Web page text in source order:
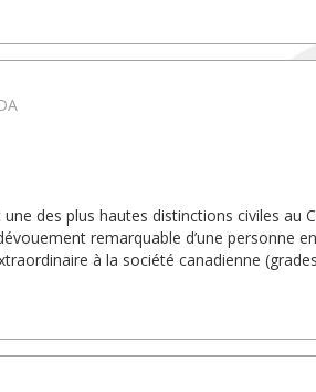
une des plus hautes distinctions civiles au
remarquable d’une personne
à la société canadienne